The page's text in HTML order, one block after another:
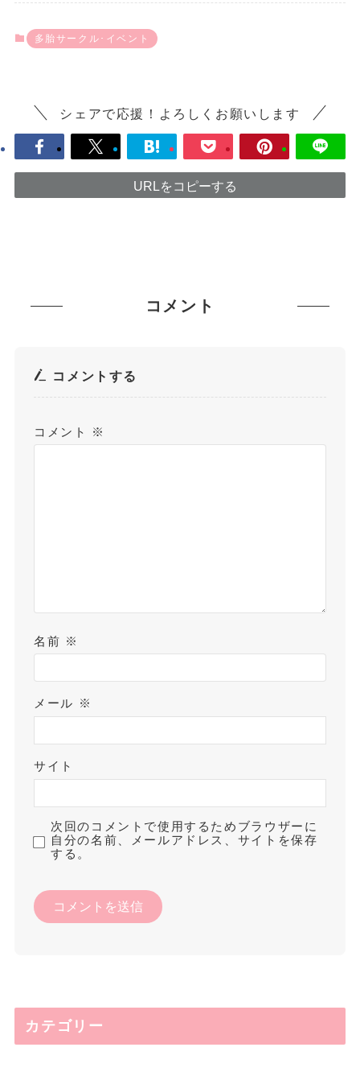
多胎サークル･イベント
シェアで応援！よろしくお願いします
URLをコピーする
コメント
コメントする
コメント ※
名前 ※
メール ※
サイト
次回のコメントで使用するためブラウザーに
自分の名前、メールアドレス、サイトを保存
する。
カテゴリー